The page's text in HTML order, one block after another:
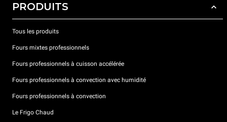
PRODUITS
Tous les produits
Fours mixtes professionnels
Fours professionnels à cuisson accélérée
Fours professionnels à convection avec humidité
Fours professionnels à convection
Le Frigo Chaud